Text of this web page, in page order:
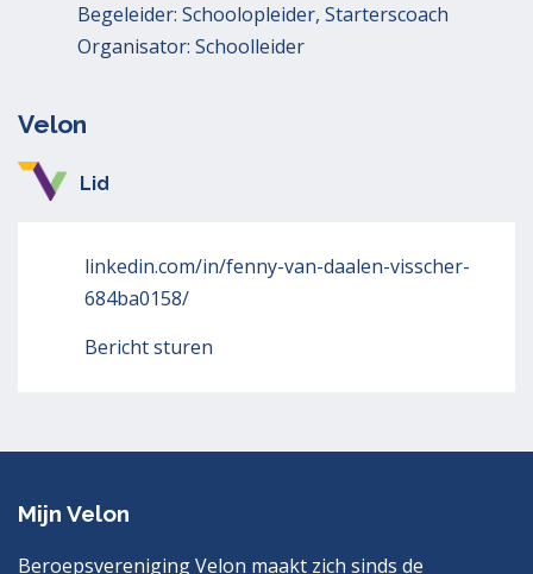
Begeleider: Schoolopleider, Starterscoach
Organisator: Schoolleider
Velon
Lid
linkedin.com/in/fenny-van-daalen-visscher-
684ba0158/
Bericht sturen
Mijn Velon
Beroepsvereniging Velon maakt zich sinds de